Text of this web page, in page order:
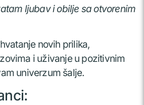
ljubav i obilje sa otvorenim
novih prilika,
i uživanje u pozitivnim
univerzum šalje.